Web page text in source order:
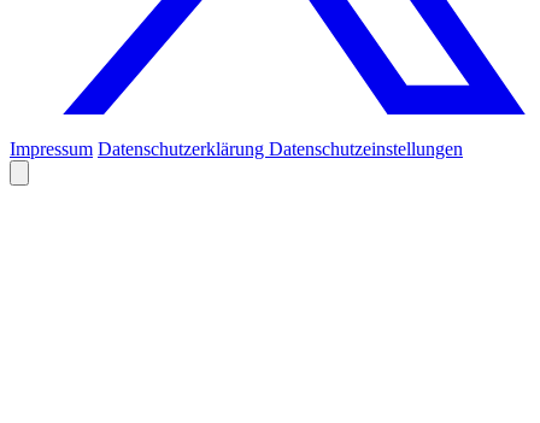
Impressum Datenschutzerklärung Datenschutzeinstellungen